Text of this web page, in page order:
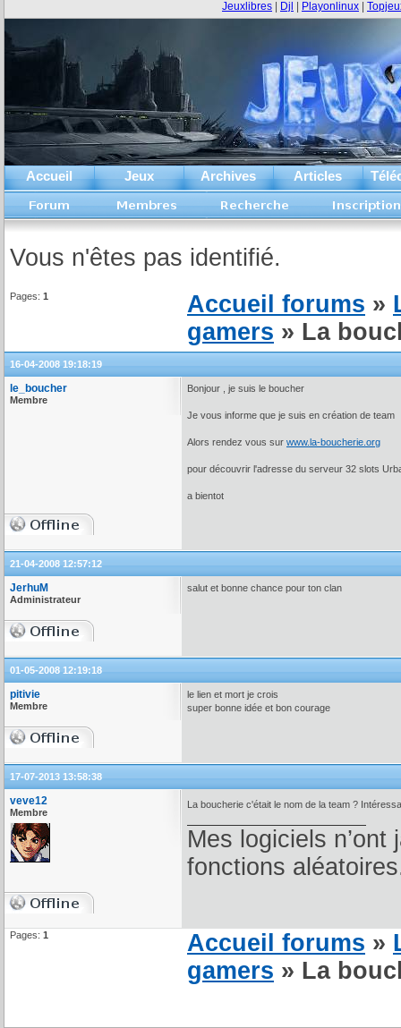
Accueil Jeux Archives Articles
Jeuxlibres Djl Playonlinux
Vous n'êtes pas identifié.
Pages: 1 Accueil forums »
gamers » La
16-04-2008 19:18:19
le_boucher
Membre
Bonjour , je suis le boucher
Je vous informe que je suis en création de team
Alors rendez vous sur www.la-boucherie.org
pour découvrir l'adresse du serveur 32 slots
a bientot
21-04-2008 12:57:12
JerhuM
Administrateur
salut et bonne chance pour ton clan
01-05-2008 12:19:18
pitivie
Membre
le lien et mort je crois
super bonne idée et bon courage
17-07-2013 13:58:38
veve12
Membre
La boucherie c'était le nom de la team ?
Mes logiciels
fonctions
Pages: 1 Accueil forums »
gamers » La